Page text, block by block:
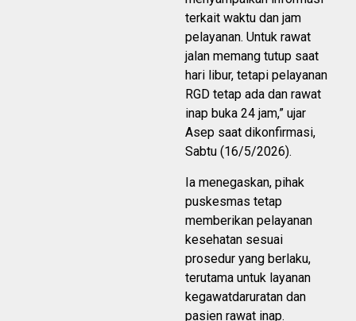
terkait waktu dan jam
pelayanan. Untuk rawat
jalan memang tutup saat
hari libur, tetapi pelayanan
RGD tetap ada dan rawat
inap buka 24 jam,” ujar
Asep saat dikonfirmasi,
Sabtu (16/5/2026).
Ia menegaskan, pihak
puskesmas tetap
memberikan pelayanan
kesehatan sesuai
prosedur yang berlaku,
terutama untuk layanan
kegawatdaruratan dan
pasien rawat inap.